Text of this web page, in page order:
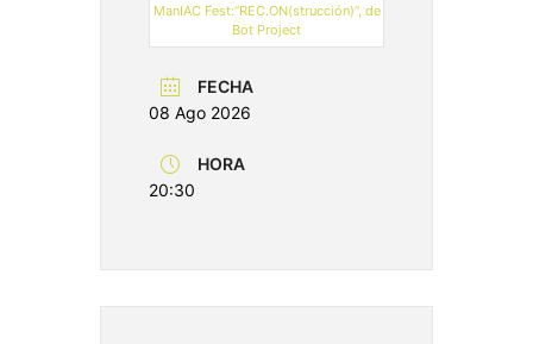
ManIAC Fest:“REC.ON(strucción)”, de
Bot Project
FECHA
08 Ago 2026
HORA
20:30